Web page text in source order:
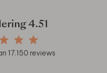
4.51
17.150 reviews